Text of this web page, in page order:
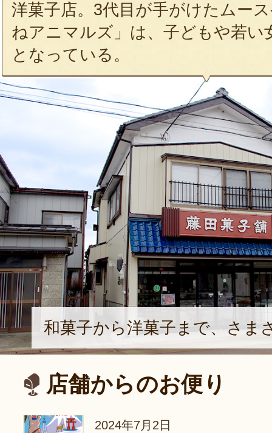
洋菓子店。3代目が手がけたムー
ねアニマルズ」は、子どもや若い
となっている。
和菓子から洋菓子まで、さま
店舗からのお便り
2024年7月2日